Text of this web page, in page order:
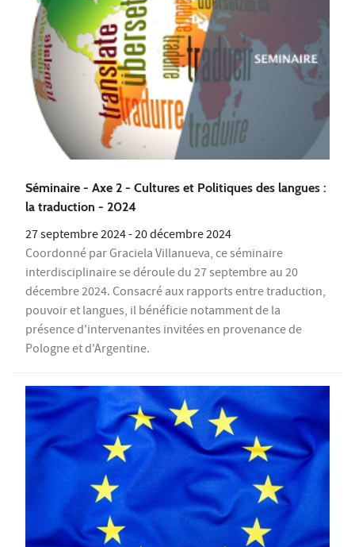
Séminaire - Axe 2 - Cultures et Politiques des langues :
la traduction - 2024
27 septembre 2024-20 décembre 2024
Coordonné par Graciela Villanueva, ce séminaire
interdisciplinaire se déroule du 27 septembre au 20
décembre 2024. Consacré aux rapports entre traduction,
pouvoir et langues, il bénéficie notamment de la
présence d'intervenantes invitées en provenance de
Pologne et d'Argentine.